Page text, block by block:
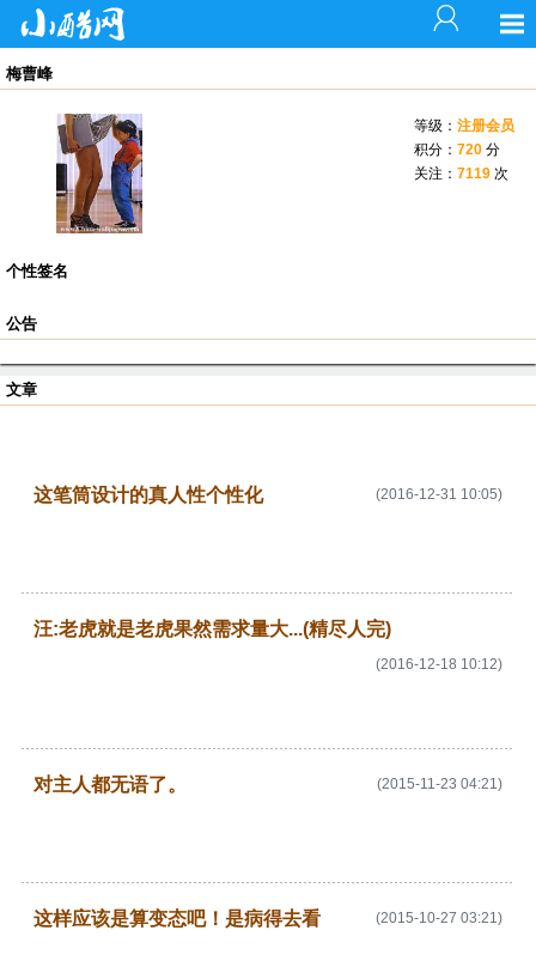
梅曹峰
等级： 注册会员
积分： 720 分
关注： 7119 次
个性签名
公告
文章
这笔筒设计的真人性个性化 (2016-12-31 10:05)
汪:老虎就是老虎果然需求量大...(精尽人完)
(2016-12-18 10:12)
对主人都无语了。 (2015-11-23 04:21)
这样应该是算变态吧！是病得去看 (2015-10-27 03:21)